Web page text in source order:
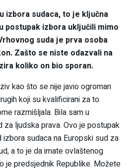
izbora sudaca, to je ključna
postupak izbora uključili mimo
suda je prva osoba
Zašto se niste odazvali na
koliko on bio sporan.
kao što se nije javio ogroman
koji su kvalificirani za to.
razmišljala. Bila sam u
ljudska prava. Ovo je postupak
sudaca na Europski sud za
a to je da imate ovlaštenog
je predsjednik Republike. Možete